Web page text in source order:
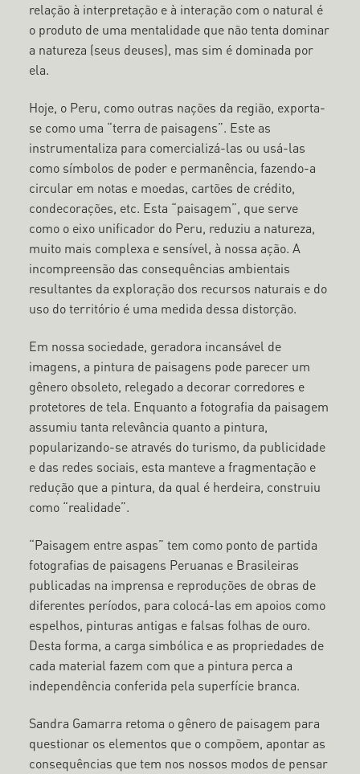
relação à interpretação e à interação com o natural é
o produto de uma mentalidade que não tenta dominar
a natureza (seus deuses), mas sim é dominada por
ela.
Hoje, o Peru, como outras nações da região, exporta-
se como uma “terra de paisagens”. Este as
instrumentaliza para comercializá-las ou usá-las
como símbolos de poder e permanência, fazendo-a
circular em notas e moedas, cartões de crédito,
condecorações, etc. Esta “paisagem”, que serve
como o eixo unificador do Peru, reduziu a natureza,
muito mais complexa e sensível, à nossa ação. A
incompreensão das consequências ambientais
resultantes da exploração dos recursos naturais e do
uso do território é uma medida dessa distorção.
Em nossa sociedade, geradora incansável de
imagens, a pintura de paisagens pode parecer um
gênero obsoleto, relegado a decorar corredores e
protetores de tela. Enquanto a fotografia da paisagem
assumiu tanta relevância quanto a pintura,
popularizando-se através do turismo, da publicidade
e das redes sociais, esta manteve a fragmentação e
redução que a pintura, da qual é herdeira, construiu
como “realidade”.
“Paisagem entre aspas” tem como ponto de partida
fotografias de paisagens Peruanas e Brasileiras
publicadas na imprensa e reproduções de obras de
diferentes períodos, para colocá-las em apoios como
espelhos, pinturas antigas e falsas folhas de ouro.
Desta forma, a carga simbólica e as propriedades de
cada material fazem com que a pintura perca a
independência conferida pela superfície branca.
Sandra Gamarra retoma o gênero de paisagem para
questionar os elementos que o compõem, apontar as
consequências que tem nos nossos modos de pensar